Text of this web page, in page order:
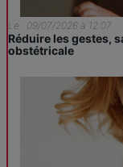
Le : 09/07/2026 à 12:07
Réduire les gestes,
obstétricale